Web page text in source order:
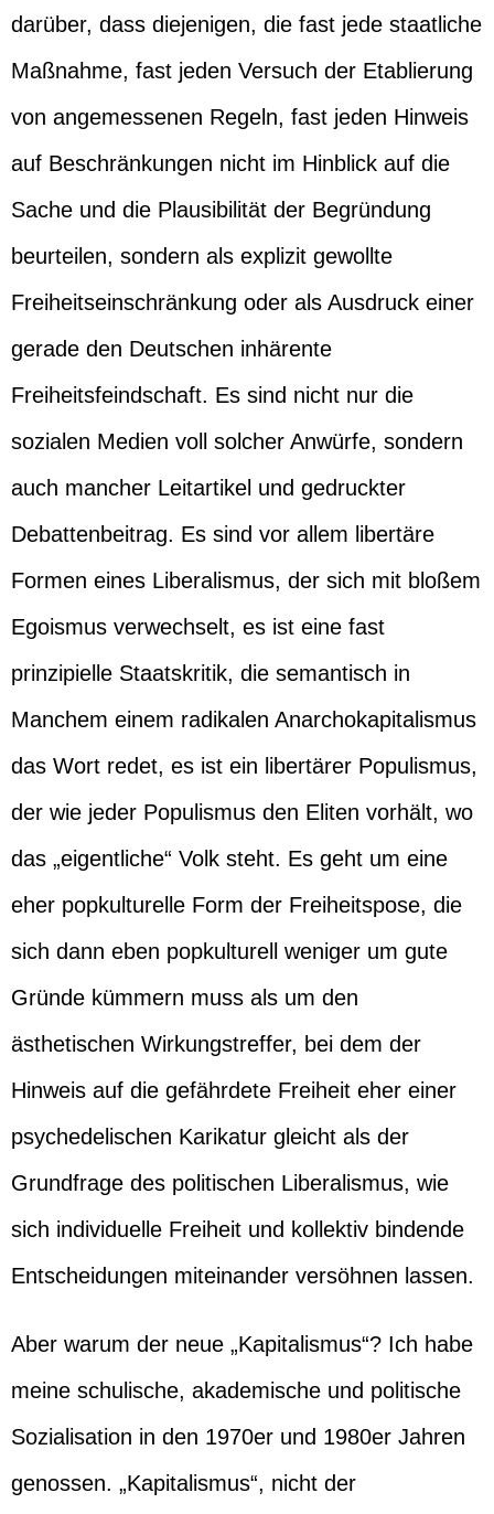
darüber, dass diejenigen, die fast jede staatliche
Maßnahme, fast jeden Versuch der Etablierung
von angemessenen Regeln, fast jeden Hinweis
auf Beschränkungen nicht im Hinblick auf die
Sache und die Plausibilität der Begründung
beurteilen, sondern als explizit gewollte
Freiheitseinschränkung oder als Ausdruck einer
gerade den Deutschen inhärente
Freiheitsfeindschaft. Es sind nicht nur die
sozialen Medien voll solcher Anwürfe, sondern
auch mancher Leitartikel und gedruckter
Debattenbeitrag. Es sind vor allem libertäre
Formen eines Liberalismus, der sich mit bloßem
Egoismus verwechselt, es ist eine fast
prinzipielle Staatskritik, die semantisch in
Manchem einem radikalen Anarchokapitalismus
das Wort redet, es ist ein libertärer Populismus,
der wie jeder Populismus den Eliten vorhält, wo
das „eigentliche“ Volk steht. Es geht um eine
eher popkulturelle Form der Freiheitspose, die
sich dann eben popkulturell weniger um gute
Gründe kümmern muss als um den
ästhetischen Wirkungstreffer, bei dem der
Hinweis auf die gefährdete Freiheit eher einer
psychedelischen Karikatur gleicht als der
Grundfrage des politischen Liberalismus, wie
sich individuelle Freiheit und kollektiv bindende
Entscheidungen miteinander versöhnen lassen.
Aber warum der neue „Kapitalismus“? Ich habe
meine schulische, akademische und politische
Sozialisation in den 1970er und 1980er Jahren
genossen. „Kapitalismus“, nicht der